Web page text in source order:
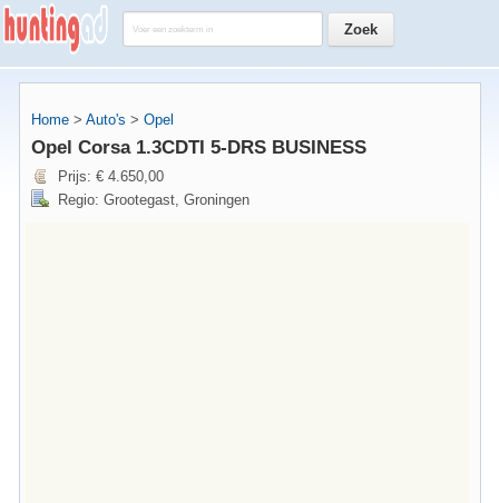
Home > Auto's > Opel
Opel Corsa 1.3CDTI 5-DRS BUSINESS
Prijs: € 4.650,00
Regio: Grootegast, Groningen